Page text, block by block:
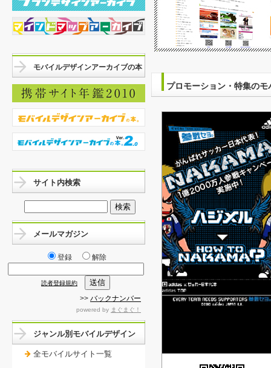
プロモーション・特集の
モバイルデザインアーカイブの本
サイト内検索
メールマガジン
登録 解除
読者登録規約
>> バックナンバー
powered by まぐまぐ！
ジャンル別モバイルデザイン
全モバイルサイト一覧